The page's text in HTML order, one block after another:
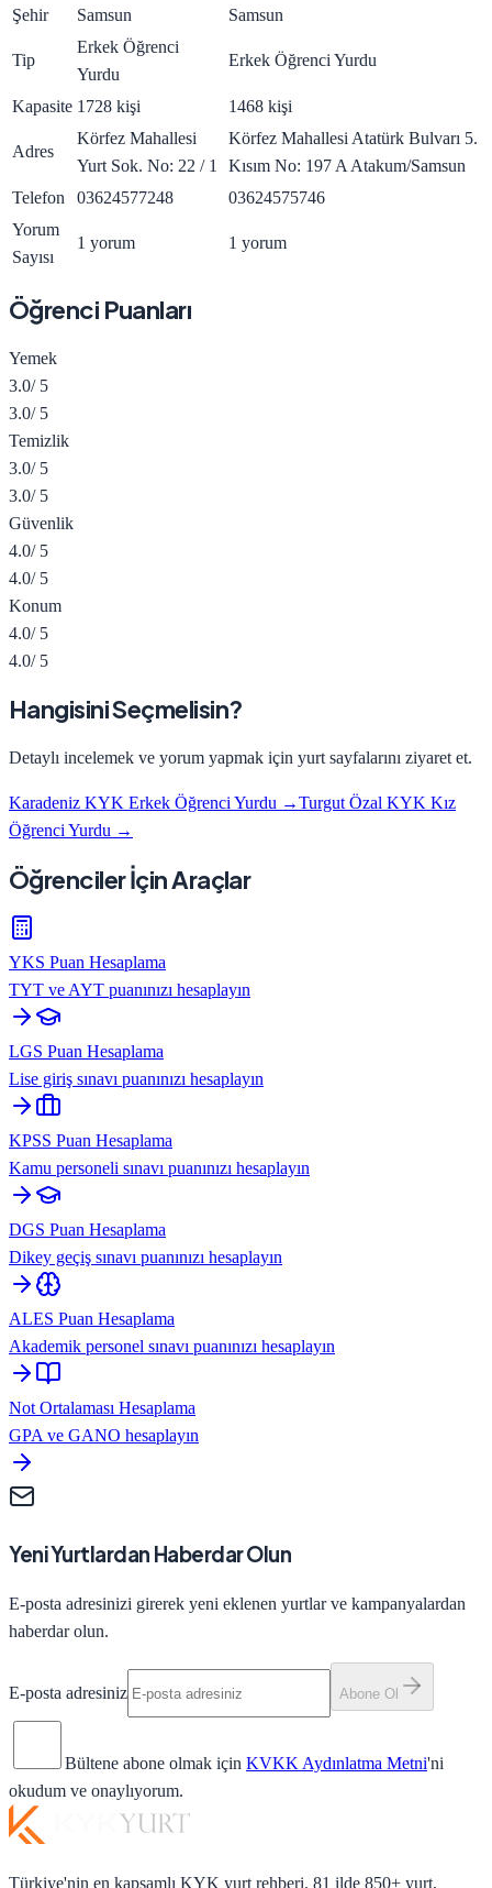
Şehir Samsun Samsun
Tip
Erkek Öğrenci
Yurdu
Erkek Öğrenci Yurdu
Kapasite 1728 kişi 1468 kişi
Adres
Körfez Mahallesi
Yurt Sok. No: 22 / 1
Körfez Mahallesi Atatürk Bulvarı 5.
Kısım No: 197 A Atakum/Samsun
Telefon
03624577248
03624575746
Yorum
Sayısı
1 yorum 1 yorum
Öğrenci Puanları
Yemek
3.0/ 5
3.0/ 5
Temizlik
3.0/ 5
3.0/ 5
Güvenlik
4.0/ 5
4.0/ 5
Konum
4.0/ 5
4.0/ 5
Hangisini Seçmelisin?
Detaylı incelemek ve yorum yapmak için yurt sayfalarını ziyaret et.
Karadeniz KYK Erkek Öğrenci Yurdu →Turgut Özal KYK Kız
Öğrenci Yurdu →
Öğrenciler İçin Araçlar
YKS Puan Hesaplama
TYT ve AYT puanınızı hesaplayın
LGS Puan Hesaplama
Lise giriş sınavı puanınızı hesaplayın
KPSS Puan Hesaplama
Kamu personeli sınavı puanınızı hesaplayın
DGS Puan Hesaplama
Dikey geçiş sınavı puanınızı hesaplayın
ALES Puan Hesaplama
Akademik personel sınavı puanınızı hesaplayın
Not Ortalaması Hesaplama
GPA ve GANO hesaplayın
Yeni Yurtlardan Haberdar Olun
E-posta adresinizi girerek yeni eklenen yurtlar ve kampanyalardan
haberdar olun.
E-posta adresiniz Abone Ol
Bültene abone olmak için KVKK Aydınlatma Metni'ni
okudum ve onaylıyorum.
Türkiye'nin en kapsamlı KYK yurt rehberi. 81 ilde 850+ yurt,